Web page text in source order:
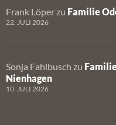
Frank Löper zu Familie
22. JULI 2026
Sonja Fahlbusch zu
Nienhagen
10. JULI 2026